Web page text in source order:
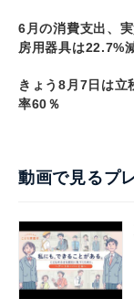
6月の消費支出、
房用器具は22.7%
きょう8月7日は
率60％
動画で見るプ